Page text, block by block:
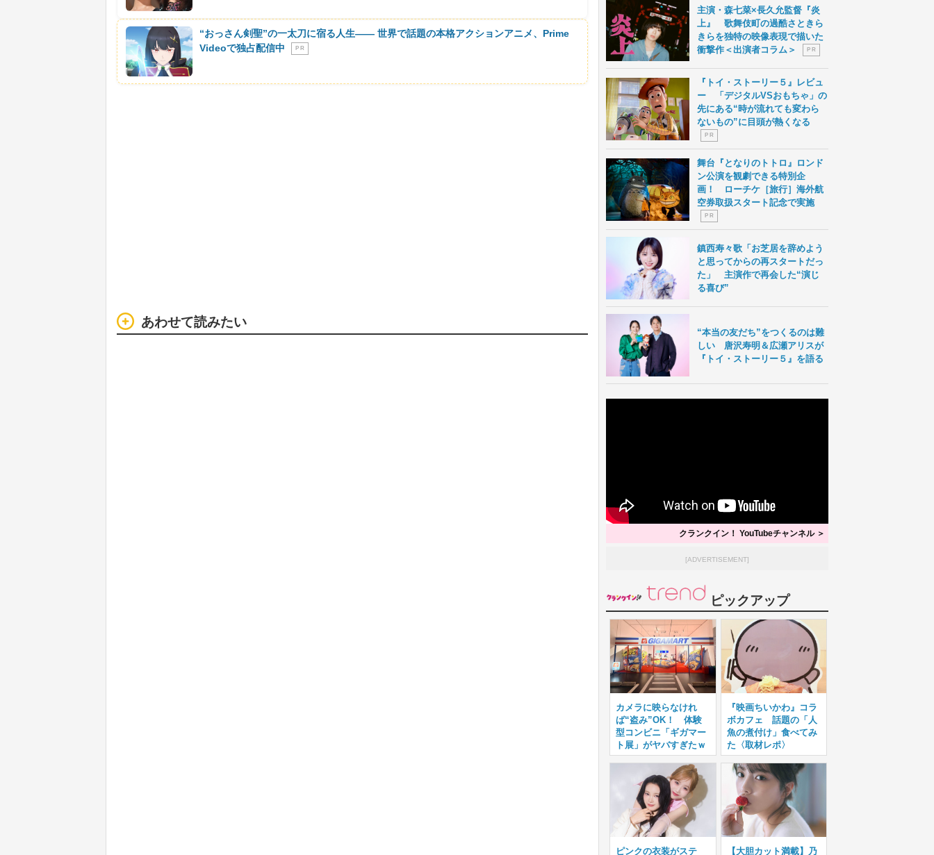
“おっさん剣聖”の一太刀に宿る人生―― 世界で話題の本格アクションアニメ、Prime
Videoで独占配信中
P R
あわせて読みたい
主演・森七菜×長久允監督『炎
上』 歌舞伎町の過酷さときら
きらを独特の映像表現で描いた
衝撃作＜出演者コラム＞
P R
『トイ・ストーリー５』レビュ
ー 「デジタルVSおもちゃ」の
先にある“時が流れても変わら
ないもの”に目頭が熱くなる
P R
舞台『となりのトトロ』ロンド
ン公演を観劇できる特別企
画！ ローチケ［旅行］海外航
空券取扱スタート記念で実施
P R
鎮西寿々歌「お芝居を辞めよう
と思ってからの再スタートだっ
た」 主演作で再会した“演じ
る喜び”
“本当の友だち”をつくるのは難
しい 唐沢寿明＆広瀬アリスが
『トイ・ストーリー５』を語る
クランクイン！ YouTubeチャンネル ＞
[ADVERTISEMENT]
ピックアップ
カメラに映らなけれ
ば“盗み”OK！ 体験
型コンビニ「ギガマー
ト展」がヤバすぎたｗ
『映画ちいかわ』コラ
ボカフェ 話題の「人
魚の煮付け」食べてみ
た〈取材レポ〉
ピンクの衣装がステ 【大胆カット満載】乃